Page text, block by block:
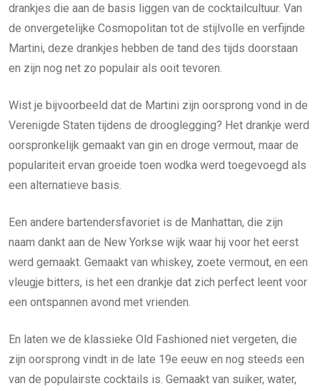
drankjes die aan de basis liggen van de cocktailcultuur. Van
de onvergetelijke Cosmopolitan tot de stijlvolle en verfijnde
Martini, deze drankjes hebben de tand des tijds doorstaan
en zijn nog net zo populair als ooit tevoren.
Wist je bijvoorbeeld dat de Martini zijn oorsprong vond in de
Verenigde Staten tijdens de drooglegging? Het drankje werd
oorspronkelijk gemaakt van gin en droge vermout, maar de
populariteit ervan groeide toen wodka werd toegevoegd als
een alternatieve basis.
Een andere bartendersfavoriet is de Manhattan, die zijn
naam dankt aan de New Yorkse wijk waar hij voor het eerst
werd gemaakt. Gemaakt van whiskey, zoete vermout, en een
vleugje bitters, is het een drankje dat zich perfect leent voor
een ontspannen avond met vrienden.
En laten we de klassieke Old Fashioned niet vergeten, die
zijn oorsprong vindt in de late 19e eeuw en nog steeds een
van de populairste cocktails is. Gemaakt van suiker, water,